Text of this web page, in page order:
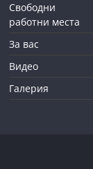
Свободни
работни места
За вас
Видео
Галерия